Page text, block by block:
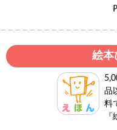
絵本
品
料